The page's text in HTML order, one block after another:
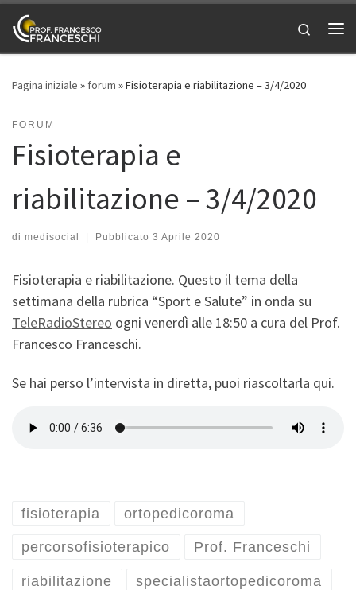
Passa al contenuto
Search
Pagina iniziale » forum »Fisioterapia e riabilitazione – 3/4/2020
FORUM
Fisioterapia e
riabilitazione – 3/4/2020
di medisocial | Pubblicato 3 Aprile 2020
Fisioterapia e riabilitazione. Questo il tema della
settimana della rubrica “Sport e Salute” in onda su
TeleRadioStereo ogni venerdì alle 18:50 a cura del Prof.
Francesco Franceschi.
Se hai perso l’intervista in diretta, puoi riascoltarla qui.
fisioterapia ortopedicoroma
percorsofisioterapico Prof. Franceschi
riabilitazione specialistaortopedicoroma